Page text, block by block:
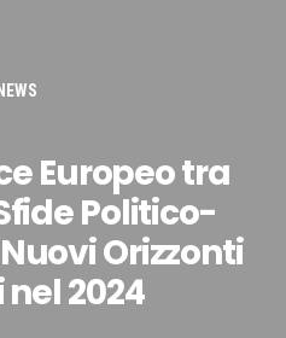
NEWS
Europeo tra
Politico-
Orizzonti
2024